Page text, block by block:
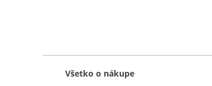
Všetko o nákupe